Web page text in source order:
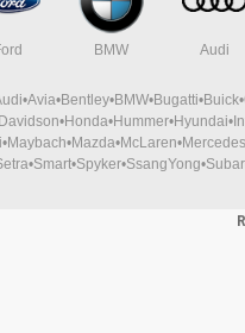
BMW Audi
Avia Bentley BMW Bugatti Buick
Honda Hummer Hyundai
Maybach Mazda McLaren
Smart Spyker SsangYong